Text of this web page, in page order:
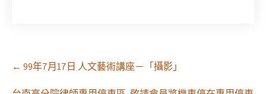
Post
navigation
← 99年7月17日 人文藝術講座－「攝影」